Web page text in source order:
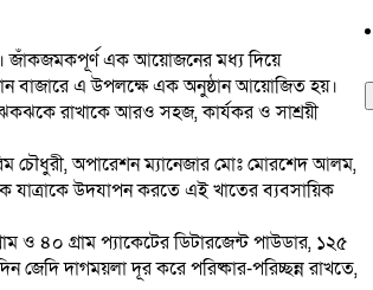
জাঁকজমকপূর্ণ এক আয়োজনের মধ্য দিয়ে
বাজারে এ উপলক্ষে এক অনুষ্ঠান আয়োজিত হয়।
ও ঝকঝকে রাখাকে আরও সহজ, কার্যকর ও সাশ্রয়ী
চৌধুরী, অপারেশন ম্যানেজার মোঃ মোরশেদ আলম,
যাত্রাকে উদযাপন করতে এই খাতের ব্যবসায়িক
ও ৪০ গ্রাম প্যাকেটের ডিটারজেন্ট পাউডার, ১২৫
জেদি দাগময়লা দূর করে পরিষ্কার-পরিচ্ছন্ন রাখতে,